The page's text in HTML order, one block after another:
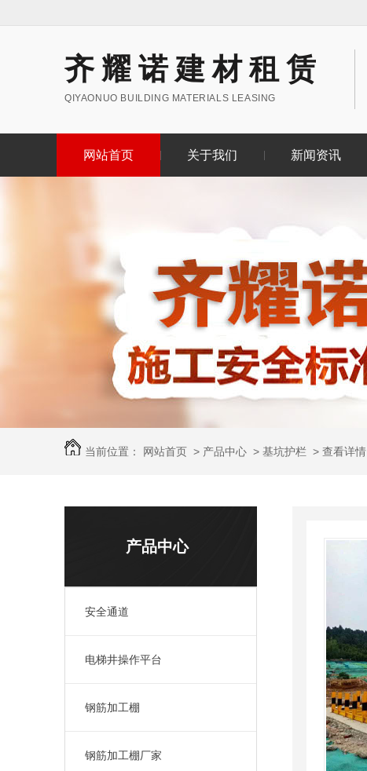
齐耀诺建材租赁
QIYAONUO BUILDING MATERIALS LEASING
网站首页 关于我们 新闻资讯
当前位置： 网站首页 > 产品中心 > 基坑护栏 > 查看详情
产品中心
安全通道
电梯井操作平台
钢筋加工棚
钢筋加工棚厂家